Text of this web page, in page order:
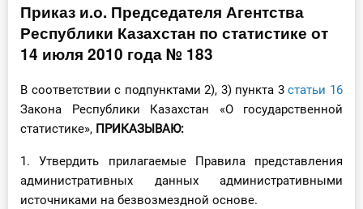
Инструменты
Вебинары
Справочник бухгалтера
Практика ИП
Приказ и.о. Председателя Агентства
Республики Казахстан по статистике от
14 июля 2010 года № 183
В соответствии с подпунктами 2), 3) пункта 3статьи 16
Закона Республики Казахстан «О государственной
статистике», ПРИКАЗЫВАЮ:
1. Утвердить прилагаемые Правила представления
административных данных административными
источниками на безвозмездной основе.